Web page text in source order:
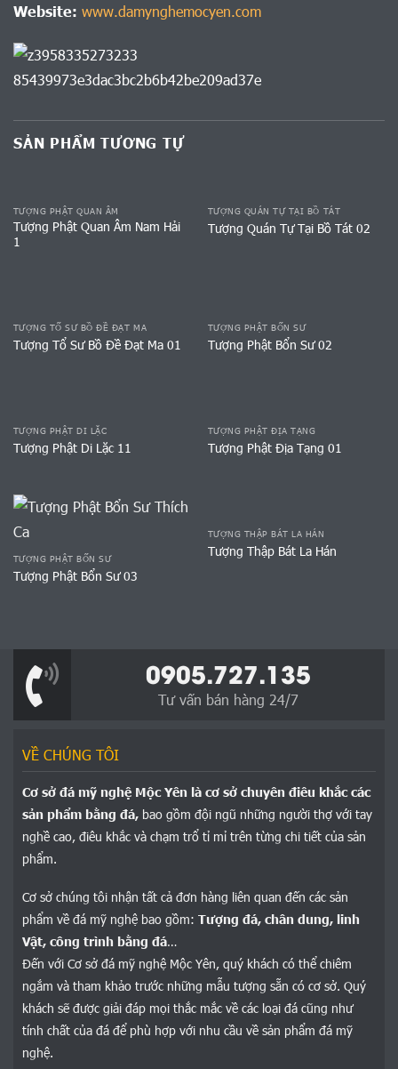
Website: www.damynghemocyen.com
SẢN PHẨM TƯƠNG TỰ
TƯỢNG PHẬT QUAN ÂM
Tượng Phật Quan Âm Nam Hải
1
TƯỢNG QUÁN TỰ TẠI BỒ TÁT
Tượng Quán Tự Tại Bồ Tát 02
TƯỢNG TỔ SƯ BỒ ĐỀ ĐẠT MA
Tượng Tổ Sư Bồ Đề Đạt Ma 01
TƯỢNG PHẬT BỔN SƯ
Tượng Phật Bổn Sư 02
TƯỢNG PHẬT DI LẶC
Tượng Phật Di Lặc 11
TƯỢNG PHẬT ĐỊA TẠNG
Tượng Phật Địa Tạng 01
TƯỢNG PHẬT BỔN SƯ
Tượng Phật Bổn Sư 03
TƯỢNG THẬP BÁT LA HÁN
Tượng Thập Bát La Hán
0905.727.135
Tư vấn bán hàng 24/7
VỀ CHÚNG TÔI
Cơ sở đá mỹ nghệ Mộc Yên là cơ sở chuyên điêu khắc các
sản phẩm bằng đá, bao gồm đội ngũ những người thợ với tay
nghề cao, điêu khắc và chạm trổ tỉ mỉ trên từng chi tiết của sản
phẩm.
Cơ sở chúng tôi nhận tất cả đơn hàng liên quan đến các sản
phẩm về đá mỹ nghệ bao gồm: Tượng đá, chân dung, linh
Vật, công trình bằng đá…
Đến với Cơ sở đá mỹ nghệ Mộc Yên, quý khách có thể chiêm
ngắm và tham khảo trước những mẫu tượng sẵn có cơ sở. Quý
khách sẽ được giải đáp mọi thắc mắc về các loại đá cũng như
tính chất của đá để phù hợp với nhu cầu về sản phẩm đá mỹ
nghệ.